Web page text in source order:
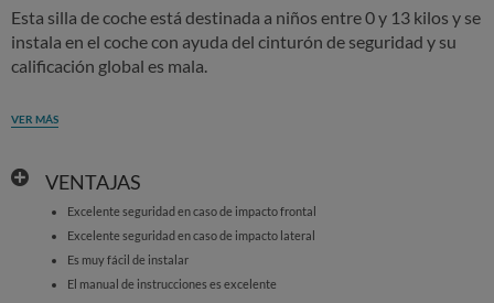
Esta silla de coche está destinada a niños entre 0 y 13 kilos y se
instala en el coche con ayuda del cinturón de seguridad y su
calificación global es mala.
VER MÁS
VENTAJAS
Excelente seguridad en caso de impacto frontal
Excelente seguridad en caso de impacto lateral
Es muy fácil de instalar
El manual de instrucciones es excelente